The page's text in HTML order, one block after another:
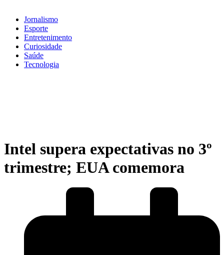
Jornalismo
Esporte
Entretenimento
Curiosidade
Saúde
Tecnologia
Intel supera expectativas no 3º
trimestre; EUA comemora